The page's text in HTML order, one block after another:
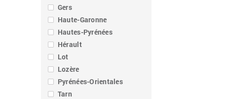
Gers
Haute-Garonne
Hautes-Pyrénées
Hérault
Lot
Lozère
Pyrénées-Orientales
Tarn